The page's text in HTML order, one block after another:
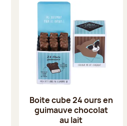
Boite cube 24 ours en
guimauve chocolat
au lait